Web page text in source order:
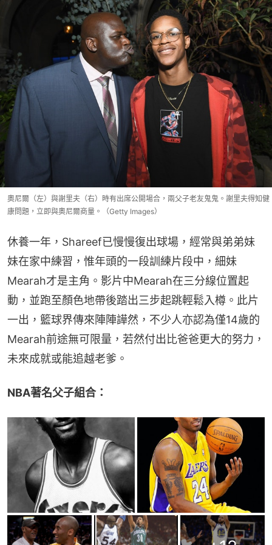
奧尼爾（左）與謝里夫（右）時有出席公開場合，兩父子老友鬼鬼。謝里夫得知健
康問題，立即與奧尼爾商量。（Getty Images）
休養一年，Shareef已慢慢復出球場，經常與弟弟妹
妹在家中練習，惟年頭的一段訓練片段中，細妹
Mearah才是主角。影片中Mearah在三分線位置起
動，並跑至顏色地帶後踏出三步起跳輕鬆入樽。此片
一出，籃球界傳來陣陣譁然，不少人亦認為僅14歲的
Mearah前途無可限量，若然付出比爸爸更大的努力，
未來成就或能追越老爹。
NBA著名父子組合：